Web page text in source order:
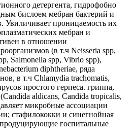
детергента, гидрофобно
бислоем мебран бактерий и
Увиличивает проницаемость их
мебран и
в отношении
(в т.ч Neisseria spp,
Salmonella spp, Vibrio spp),
diphtheriae, ряда
в т.ч Chlamydia trachomatis,
простого герпеса. гриппа,
aldicans, Candida tropicalis,
микробные ассоциации
стафилококки и синегнойная
госпитальные